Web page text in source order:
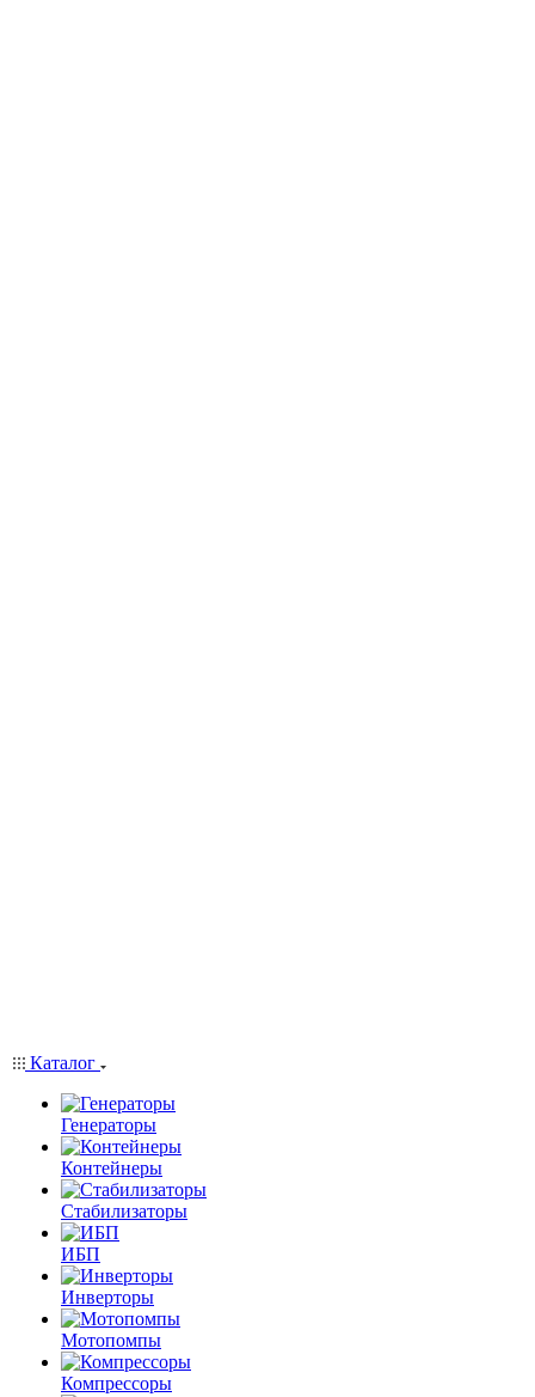
Каталог
Генераторы
Контейнеры
Стабилизаторы
ИБП
Инверторы
Мотопомпы
Компрессоры